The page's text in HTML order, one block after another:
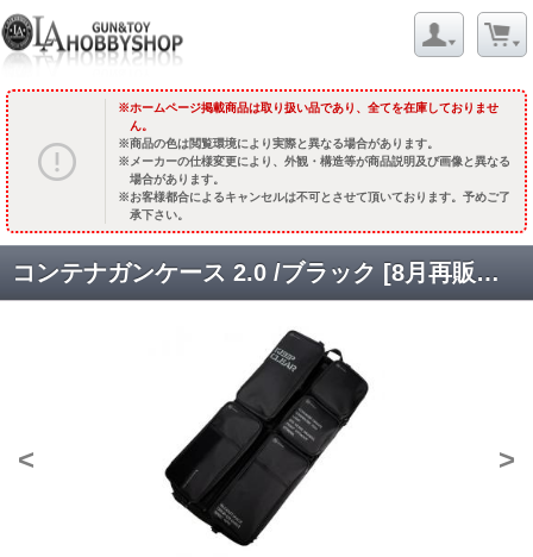
ホームページ掲載商品は取り扱い品であり、全てを在庫しておりませ
ん。
商品の色は閲覧環境により実際と異なる場合があります。
メーカーの仕様変更により、外観・構造等が商品説明及び画像と異なる
場合があります。
お客様都合によるキャンセルは不可とさせて頂いております。予めご了
承下さい。
コンテナガンケース 2.0 /ブラック [8月再販予定.単品予約]
< >